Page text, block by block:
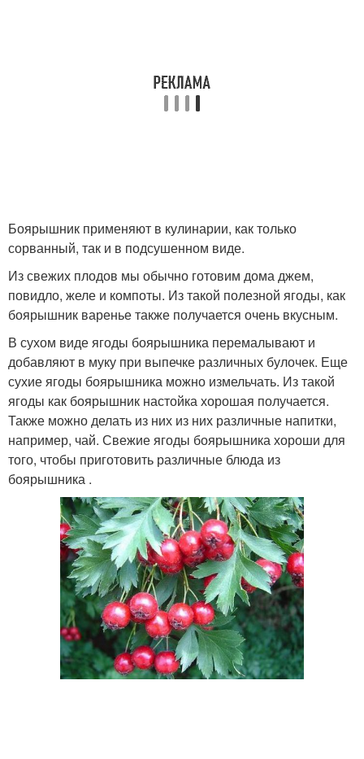
Боярышник применяют в кулинарии, как только
сорванный, так и в подсушенном виде.
Из свежих плодов мы обычно готовим дома джем,
повидло, желе и компоты. Из такой полезной ягоды, как
боярышник варенье также получается очень вкусным.
В сухом виде ягоды боярышника перемалывают и
добавляют в муку при выпечке различных булочек. Еще
сухие ягоды боярышника можно измельчать. Из такой
ягоды как боярышник настойка хорошая получается.
Также можно делать из них из них различные напитки,
например, чай. Свежие ягоды боярышника хороши для
того, чтобы приготовить различные блюда из
боярышника .